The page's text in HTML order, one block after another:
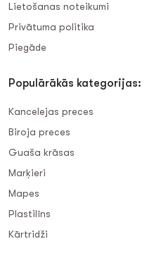
Lietošanas noteikumi
Privātuma politika
Piegāde
Populārākās kategorijas:
Kancelejas preces
Biroja preces
Guaša krāsas
Marķieri
Mapes
Plastilīns
Kārtridži